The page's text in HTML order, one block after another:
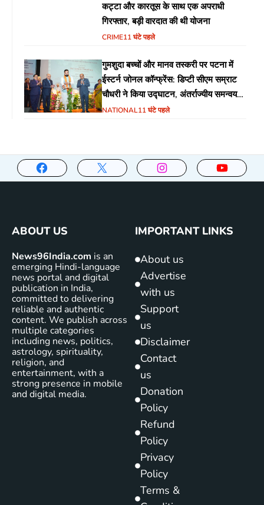
कट्टा और कारतूस के साथ एक अपराधी
गिरफ्तार, बड़ी वारदात की थी योजना
CRIME11 घंटे पहले
गुमशुदा बच्चों और मानव तस्करी पर पटना में
ईस्टर्न जोनल कॉन्फ्रेंस: डिप्टी सीएम सम्राट
चौधरी ने किया उद्घाटन, अंतर्राज्यीय समन्वय
पर जोर
NATIONAL11 घंटे पहले
ABOUT US
News96India.com is an
emerging Hindi-language
news portal and digital
publication in India,
committed to delivering
reliable and authentic
content. We publish across
multiple categories
including news, politics,
astrology, spirituality,
religion, and
entertainment, with a
strong presence in mobile
and digital media.
IMPORTANT LINKS
About us
Advertise
with us
Support
us
Disclaimer
Contact
us
Donation
Policy
Refund
Policy
Privacy
Policy
Terms &